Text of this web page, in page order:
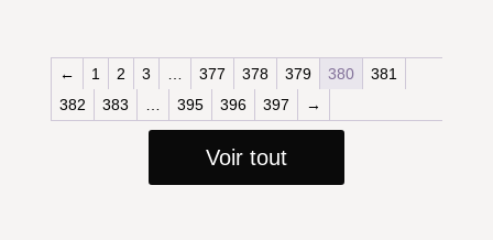
← 1 2 3 … 377 378 379 380
381
382
383 … 395 396 397 →
Voir tout